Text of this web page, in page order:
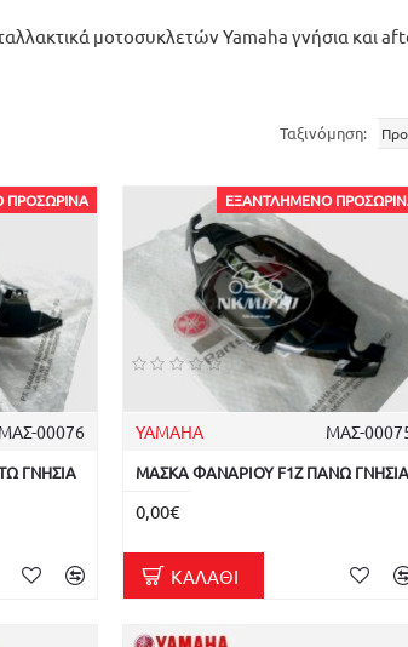
μοτοσυκλετών Yamaha γνήσια και
Ταξινόμηση:
ΠΡΟΣΩΡΙΝΆ
ΜΑΣ-00076
ΓΝΗΣΙΑ
ΕΞΑΝΤΛΗΜΈΝΟ
YAMAHA ΜΑΣ-
ΜΑΣΚΑ ΦΑΝΑΡΙΟΥ F1Z ΠΑΝΩ ΓΝΗΣΙΑ
0,00€
ΚΑΛΆΘΙ